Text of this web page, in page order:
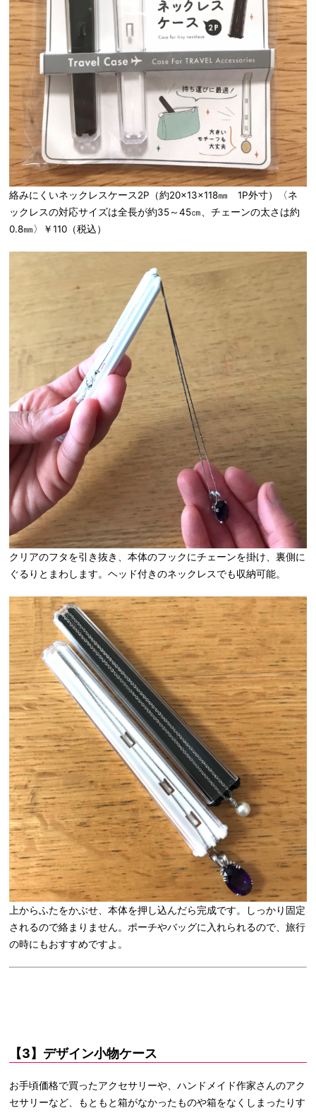
絡みにくいネックレスケース2P（約20×13×118㎜ 1P外寸）〈ネ
ックレスの対応サイズは全長が約35～45㎝、チェーンの太さは約
0.8㎜〉￥110（税込）
クリアのフタを引き抜き、本体のフックにチェーンを掛け、裏側に
ぐるりとまわします。ヘッド付きのネックレスでも収納可能。
上からふたをかぶせ、本体を押し込んだら完成です。しっかり固定
されるので絡まりません。ポーチやバッグに入れられるので、旅行
の時にもおすすめですよ。
【3】デザイン小物ケース
お手頃価格で買ったアクセサリーや、ハンドメイド作家さんのアク
セサリーなど、もともと箱がなかったものや箱をなくしまったりす